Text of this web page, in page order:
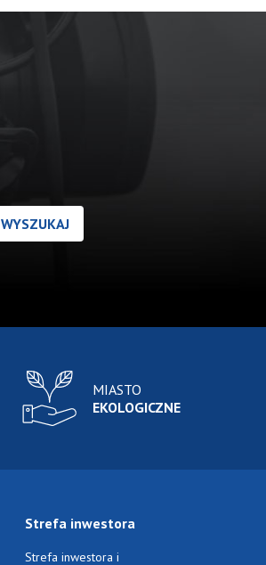
MIASTO
EKOLOGICZNE
Strefa inwestora
Strefa inwestora i